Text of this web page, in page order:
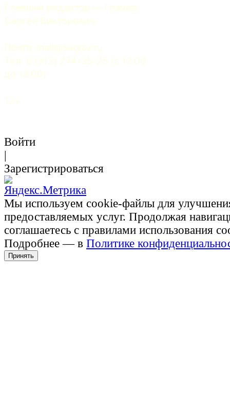
Главный редактор — Грачев
Сергей Викторович.
Почта: mail@5uglov.ru
Тел. 8 (812) 274-35-25 (c 12.00
до 18.00)
12+
Войти
|
Зарегистрироваться
Мы используем cookie-файлы для
предоставляемых услуг. Продолжая
соглашаетесь с правилами использования
Подробнее — в Политике
Принять